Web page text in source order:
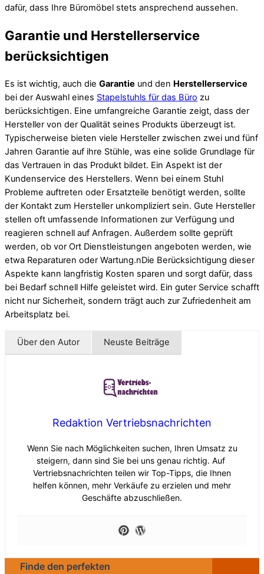
dafür, dass Ihre Büromöbel stets ansprechend aussehen.
Garantie und Herstellerservice
berücksichtigen
Es ist wichtig, auch die Garantie und den Herstellerservice
bei der Auswahl eines Stapelstuhls für das Büro zu
berücksichtigen. Eine umfangreiche Garantie zeigt, dass der
Hersteller von der Qualität seines Produkts überzeugt ist.
Typischerweise bieten viele Hersteller zwischen zwei und fünf
Jahren Garantie auf ihre Stühle, was eine solide Grundlage für
das Vertrauen in das Produkt bildet. Ein Aspekt ist der
Kundenservice des Herstellers. Wenn bei einem Stuhl
Probleme auftreten oder Ersatzteile benötigt werden, sollte
der Kontakt zum Hersteller unkompliziert sein. Gute Hersteller
stellen oft umfassende Informationen zur Verfügung und
reagieren schnell auf Anfragen. Außerdem sollte geprüft
werden, ob vor Ort Dienstleistungen angeboten werden, wie
etwa Reparaturen oder Wartung.nDie Berücksichtigung dieser
Aspekte kann langfristig Kosten sparen und sorgt dafür, dass
bei Bedarf schnell Hilfe geleistet wird. Ein guter Service schafft
nicht nur Sicherheit, sondern trägt auch zur Zufriedenheit am
Arbeitsplatz bei.
Über den Autor Neuste Beiträge
Redaktion Vertriebsnachrichten
Wenn Sie nach Möglichkeiten suchen, Ihren Umsatz zu
steigern, dann sind Sie bei uns genau richtig. Auf
Vertriebsnachrichten teilen wir Top-Tipps, die Ihnen
helfen können, mehr Verkäufe zu erzielen und mehr
Geschäfte abzuschließen.
Finde den perfekten